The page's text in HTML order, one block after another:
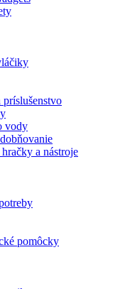
vody
a nástroje
pomôcky